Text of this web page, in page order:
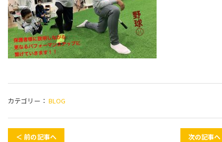
カテゴリー： BLOG
＜ 前の記事へ 次の記事